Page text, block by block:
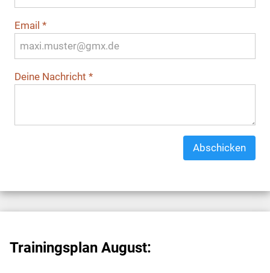
Email *
Deine Nachricht *
Abschicken
Trainingsplan August: